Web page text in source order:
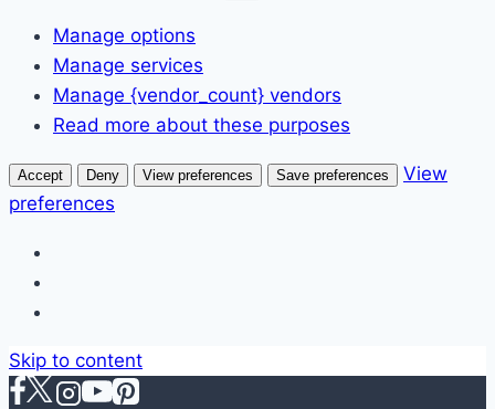
Manage options
Manage services
Manage {vendor_count} vendors
Read more about these purposes
Accept Deny View preferences Save preferences
View
preferences
Skip to content